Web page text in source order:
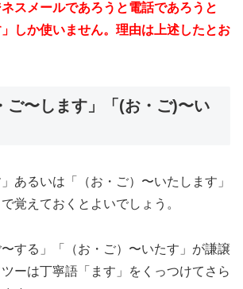
スメールであろうと電話であろうと
」しか使いません。理由は上述したとお
ご〜します」「(お・ご)〜い
あるいは「（お・ご）〜いたします」
覚えておくとよいでしょう。
する」「（お・ご）〜いたす」が謙譲
ーは丁寧語「ます」をくっつけてさら